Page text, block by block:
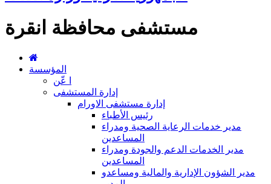
مستشفى محافظة انقرة
المؤسسة
ا عّن
إدارة المستشفى
إدارة مستشفى الاورام
رئيس الأطباء
مدير خدمات الرعاية الصحية ومدراء
المساعدين
مدير الخدمات الدعم والجودة ومدراء
المساعدين
مدير الشؤون الإدارية والمالية ومساعدو